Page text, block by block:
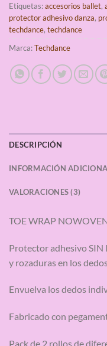
Etiquetas:accesorios ballet,
protector adhesivo danza,
techdance, techdance
Marca:Techdance
DESCRIPCIÓN
INFORMACIÓN
VALORACIONES (3)
TOE WRAP
Protector adhesivo SIN
y rozaduras en los
Envuelva los dedos
Fabricado con
Pack de 2 rollos de